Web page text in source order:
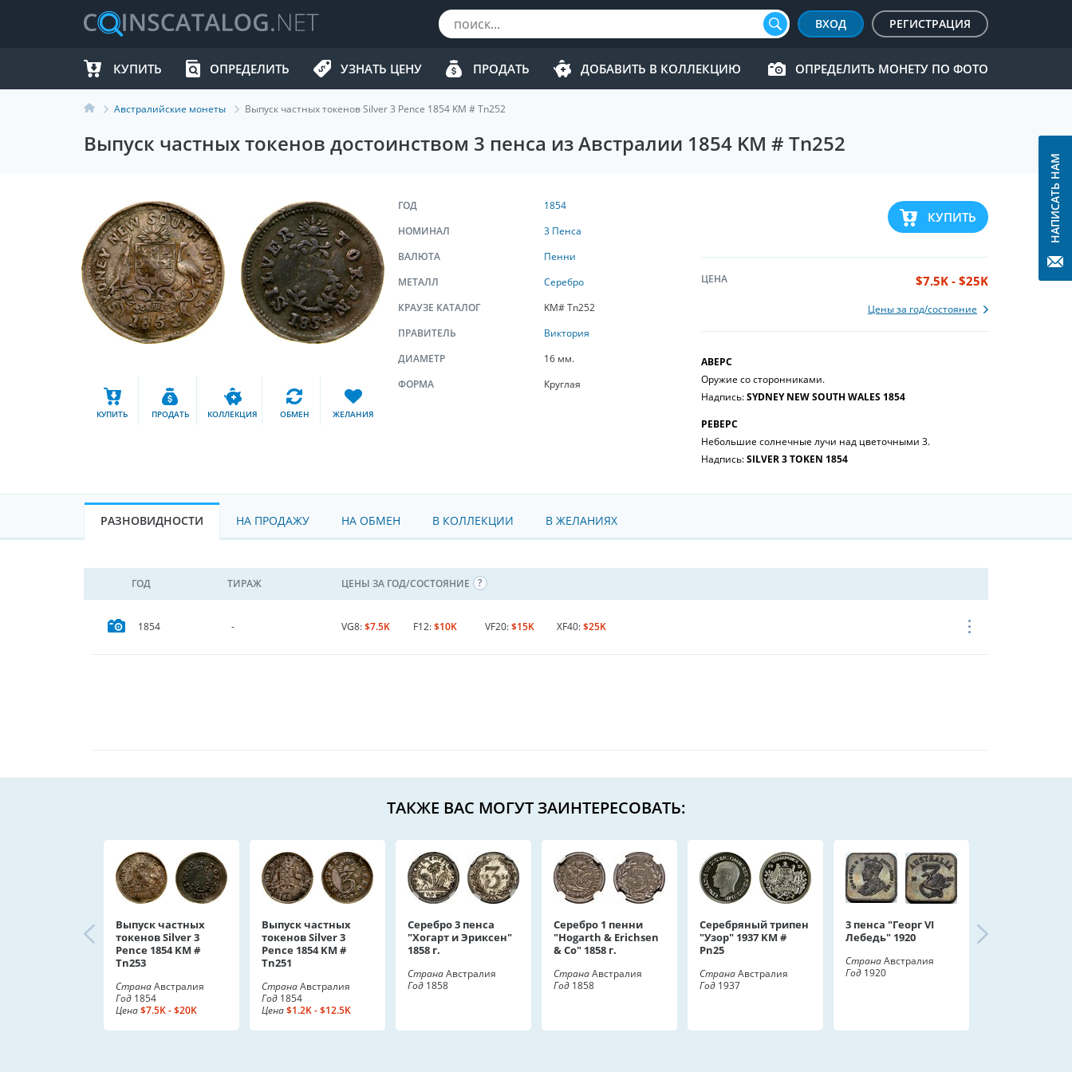
ВХОД РЕГИСТРАЦИЯ
КУПИТЬ ОПРЕДЕЛИТЬ УЗНАТЬ ЦЕНУ ПРОДАТЬ ДОБАВИТЬ В КОЛЛЕКЦИЮ ОПРЕДЕЛИТЬ МОНЕТУ ПО ФОТО
Австралийские монеты Выпуск частных токенов Silver 3 Pence 1854 KM # Tn252
Выпуск частных токенов достоинством 3 пенса из Австралии 1854 KM # Tn252
КУПИТЬ ПРОДАТЬ КОЛЛЕКЦИЯ ОБМЕН ЖЕЛАНИЯ
КУПИТЬ
ЦЕНА $7.5K - $25K
Цены за год/состояние
АВЕРС
Оружие со сторонниками.
Надпись:SYDNEY NEW SOUTH WALES 1854
РЕВЕРС
Небольшие солнечные лучи над цветочными 3.
Надпись:SILVER 3 TOKEN 1854
ГОД
1854
НОМИНАЛ
3 Пенса
ВАЛЮТА
Пенни
МЕТАЛЛ
Серебро
КРАУЗЕ КАТАЛОГ
KM# Tn252
ПРАВИТЕЛЬ
Виктория
ДИАМЕТР
16 мм.
ФОРМА
Круглая
РАЗНОВИДНОСТИ НА ПРОДАЖУ НА ОБМЕН В КОЛЛЕКЦИИ В ЖЕЛАНИЯХ
ГОД ТИРАЖ ЦЕНЫ ЗА ГОД/СОСТОЯНИЕ
1854 - VG8:$7.5K F12:$10K VF20:$15K XF40:$25K
ТАКЖЕ ВАС МОГУТ ЗАИНТЕРЕСОВАТЬ:
Выпуск частных
токенов Silver 3
Pence 1854 KM #
Tn253
СтранаАвстралия
Год 1854
Цена$7.5K - $20K
Выпуск частных
токенов Silver 3
Pence 1854 KM #
Tn251
СтранаАвстралия
Год 1854
Цена$1.2K - $12.5K
Серебро 3 пенса
"Хогарт и Эриксен"
1858 г.
СтранаАвстралия
Год 1858
Серебро 1 пенни
"Hogarth & Erichsen
& Co" 1858 г.
СтранаАвстралия
Год 1858
Серебряный трипен
"Узор" 1937 KM #
Pn25
СтранаАвстралия
Год 1937
3 пенса "Георг VI
Лебедь" 1920
СтранаАвстралия
Год 1920
НАПИСАТЬ НАМ